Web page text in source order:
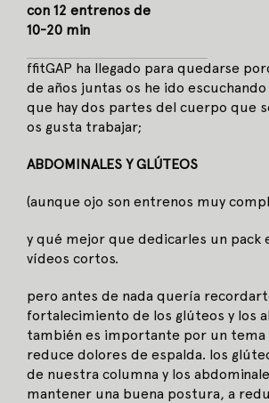
con 12 entrenos de
10-20 min
ffitGAP ha llegado para quedarse
de años juntas os he ido escuchando
que hay dos partes del cuerpo que
os gusta trabajar;
ABDOMINALES Y GLÚTEOS
(aunque ojo son entrenos muy
y qué mejor que dedicarles un pack
vídeos cortos.
pero antes de nada quería
fortalecimiento de los glúteos y los
también es importante por un tema
reduce dolores de espalda. los
de nuestra columna y los
mantener una buena postura, a